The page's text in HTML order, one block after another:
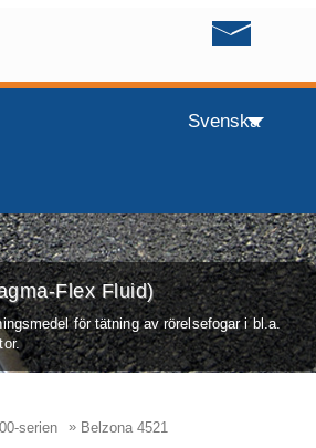
Svenska
Flex Fluid)
för tätning av rörelsefogar i bl.a.
serien » Belzona 4521